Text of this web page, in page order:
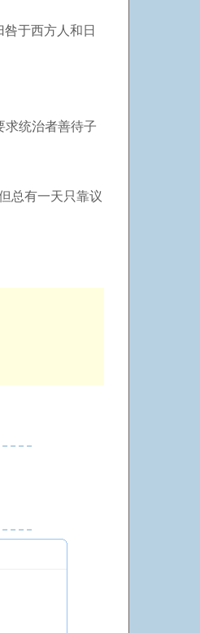
于西方人和日
求统治者善待子
总有一天只靠议